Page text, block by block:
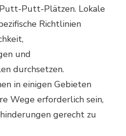
Putt-Plätzen. Lokale
Richtlinien
und
durchsetzen.
in einigen Gebieten
Wege erforderlich sein,
gerecht zu